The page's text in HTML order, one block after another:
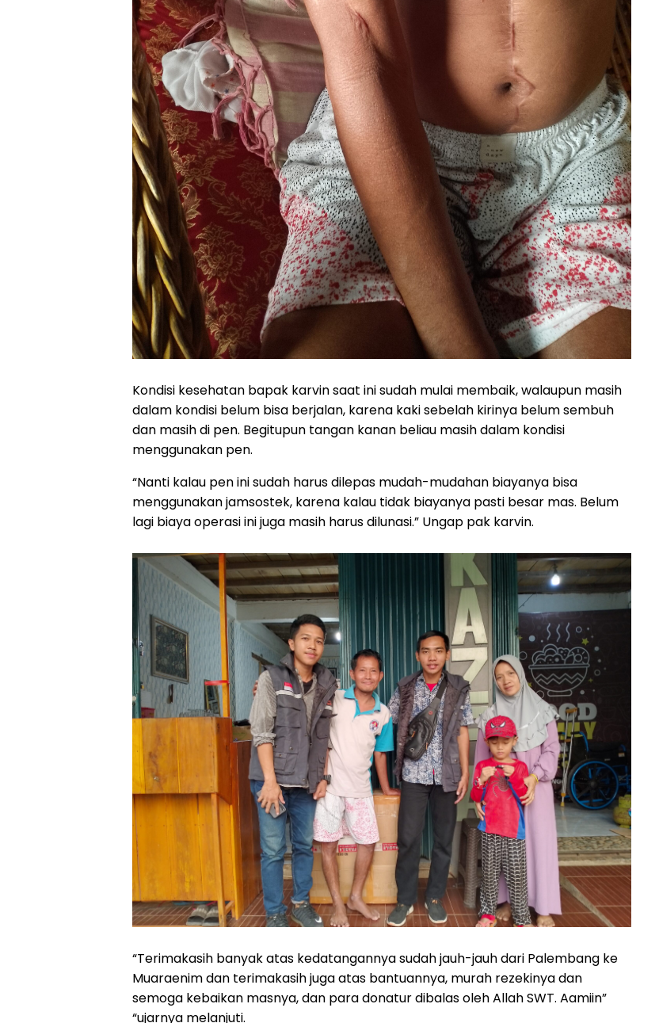
Kondisi kesehatan bapak karvin saat ini sudah mulai membaik, walaupun masih
dalam kondisi belum bisa berjalan, karena kaki sebelah kirinya belum sembuh
dan masih di pen. Begitupun tangan kanan beliau masih dalam kondisi
menggunakan pen.
“Nanti kalau pen ini sudah harus dilepas mudah-mudahan biayanya bisa
menggunakan jamsostek, karena kalau tidak biayanya pasti besar mas. Belum
lagi biaya operasi ini juga masih harus dilunasi.” Ungap pak karvin.
“Terimakasih banyak atas kedatangannya sudah jauh-jauh dari Palembang ke
Muaraenim dan terimakasih juga atas bantuannya, murah rezekinya dan
semoga kebaikan masnya, dan para donatur dibalas oleh Allah SWT. Aamiin”
“ujarnya melanjuti.